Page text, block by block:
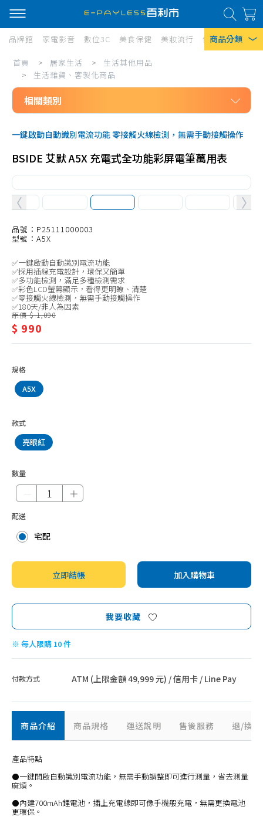
商品分類
熱門搜尋
風扇
口罩
除濕機
衛生紙
Iphone 17
品牌館 家電影音 數位3C 美食保健 美妝流行 傢俱寢具 居
居
生
活/
生
活
其
他
用
品/
活
雜
貨、
客
製
化
首頁 > 居家生活 >
生活其他用品
>
生活雜貨、客製化商品
相關類別
防狼、防身
辨公用品
生活療癒小物
生活雜貨、客製化商品
紅包袋
一鍵啟動自動識別電流功能 零接觸火線檢測，無需手動接觸操作
BSIDE 艾默 A5X 充電式全功能彩屏電筆萬用表
品號：P25111000003
型號：A5X
✅一鍵啟動自動識別電流功能
✅採用插線充電設計，環保又簡單
✅多功能檢測，滿足多種檢測需求
✅彩色LCD螢幕顯示，看得更明瞭、清楚
✅零接觸火線檢測，無需手動接觸操作
✅180天/非人為因素
原價 $ 1,090
$ 990
規格
A5X
款式
亮眼紅
數量
＋
配送
宅配
立即結帳 加入購物車
我要收藏
※ 每人限購 10 件
付款方式 ATM (上限金額 49,999 元) / 信用卡 / Line Pay
商品介紹 商品規格 運送說明 售後服務 退/換
產品特點
⚫一鍵開啟自動識別電流功能，無需手動調整即可進行測量，省去測量
麻煩。
⚫內建700mAh鋰電池，插上充電線即可像手機般充電，無需更換電池
更環保。